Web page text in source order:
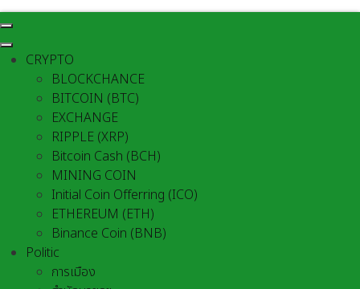
CRYPTO
BLOCKCHANCE
BITCOIN (BTC)
EXCHANGE
RIPPLE (XRP)
Bitcoin Cash (BCH)
MINING COIN
Initial Coin Offerring (ICO)
ETHEREUM (ETH)
Binance Coin (BNB)
Politic
การเมือง